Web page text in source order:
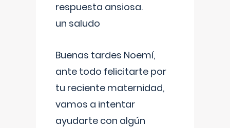
respuesta ansiosa.
un saludo
Buenas tardes Noemí,
ante todo felicitarte por
tu reciente maternidad,
vamos a intentar
ayudarte con algún